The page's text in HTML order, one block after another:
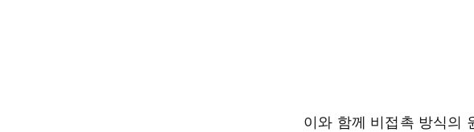
이와 함께 비접촉 방식의